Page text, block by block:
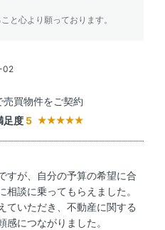
と心より願っております。
02
売買物件をご契約
足度 5
すが、自分の予算の希望に合
談に乗ってもらえました。
ていただき、不動産に関する
につながりました。